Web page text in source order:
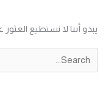
يبدو أننا لا نستطيع